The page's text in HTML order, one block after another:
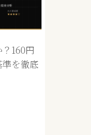
160円
を徹底